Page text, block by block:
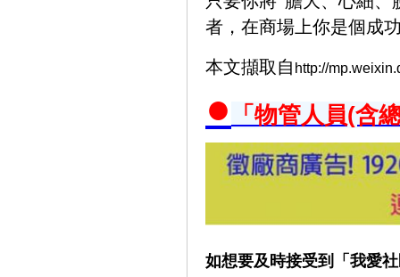
者，在商場上你是個成
本文擷取自 http://
● 「物管人員(含
如想要及時接受到「我愛